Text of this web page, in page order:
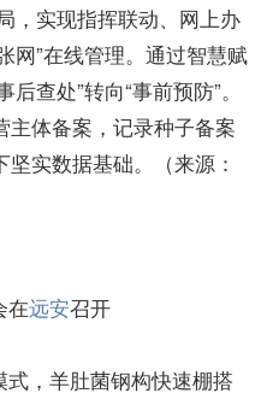
，实现指挥联动、网上办
网”在线管理。通过智慧赋
查处”转向“事前预防”。
主体备案，记录种子备案
实数据基础。（来源：
在远安召开
，羊肚菌钢构快速棚搭